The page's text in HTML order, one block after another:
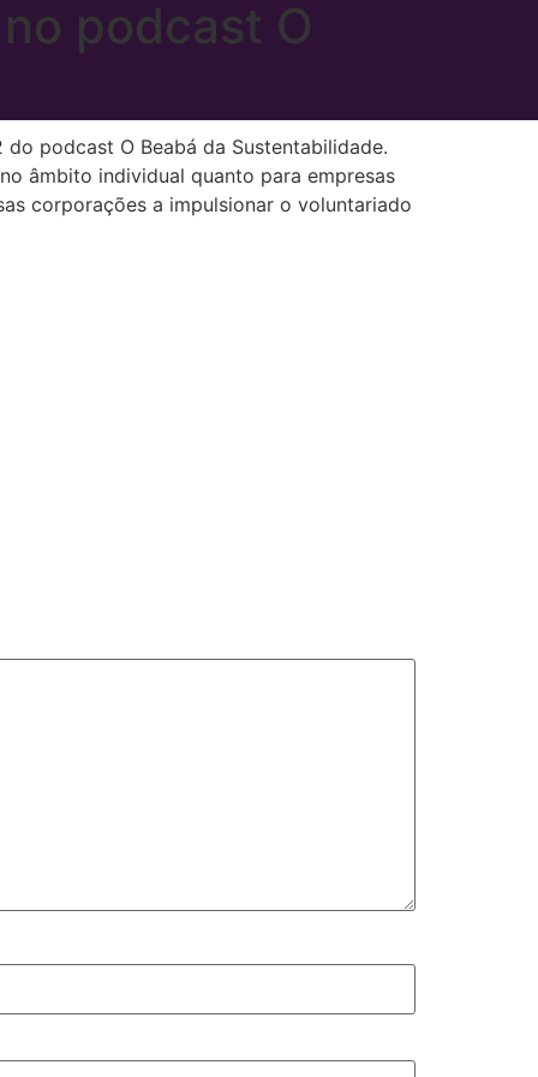
podcast O
podcast O Beabá da Sustentabilidade.
âmbito individual quanto para empresas
corporações a impulsionar o voluntariado